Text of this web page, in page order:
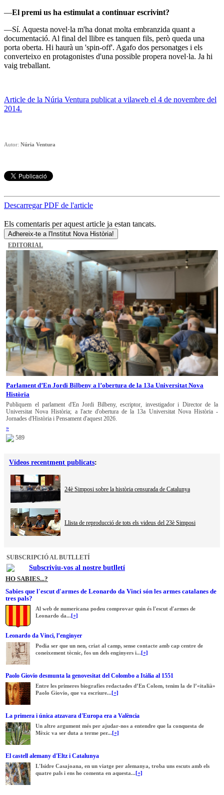
—El premi us ha estimulat a continuar escrivint?
—Sí. Aquesta novel·la m'ha donat molta embranzida quant a
documentació. Al final del llibre es tanquen fils, però queda una
porta oberta. Hi haurà un 'spin-off'. Agafo dos personatges i els
converteixo en protagonistes d'una possible propera novel·la. Ja hi
vaig treballant.
Article de la Núria Ventura publicat a vilaweb el 4 de novembre del
2014.
Autor: Núria Ventura
Descarregar PDF de l'article
Els comentaris per aquest article ja estan tancats.
Adhereix-te a l'Institut Nova Història!
EDITORIAL
Parlament d’En Jordi Bilbeny a l’obertura de la 13a Universitat Nova
Història
Publiquem el parlament d'En Jordi Bilbeny, escriptor, investigador i Director de la
Universitat Nova Història; a l'acte d'obertura de la 13a Universitat Nova Història -
Jornades d'Història i Pensament d'aquest 2026.
»
589
Vídeos recentment publicats:
24è Simposi sobre la història censurada de Catalunya
Llista de reproducció de tots els videus del 23è Simposi
SUBSCRIPCIÓ AL BUTLLETÍ
Subscriviu-vos al nostre butlletí
HO SABIES...?
Sabies que l'escut d'armes de Leonardo da Vinci són les armes catalanes de
tres pals?
Al web de numericana podeu comprovar quin és l'escut d'armes de
Leonardo da...[+]
Leonardo da Vinci, l’enginyer
Podia ser que un nen, criat al camp, sense contacte amb cap centre de
coneixement tècnic, fos un dels enginyers i...[+]
Paolo Giovio desmunta la genovesitat del Colombo a Itàlia al 1551
Entre les primeres biografies redactades d’En Colom, tenim la de l’«italià»
Paolo Giovio, que va escriure...[+]
La primera i única atzavara d'Europa era a València
Un altre argument més per ajudar-nos a entendre que la conquesta de
Mèxic va ser duta a terme per...[+]
El castell alemany d'Eltz i Catalunya
L'Isidre Casajoana, en un viatge per alemanya, troba uns escuts amb els
quatre pals i ens ho comenta en aquesta...[+]